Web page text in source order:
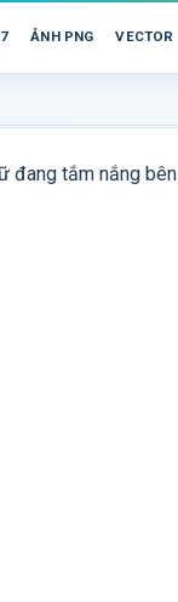
ẢNH PNG VECTOR
đang tắm nắng bên